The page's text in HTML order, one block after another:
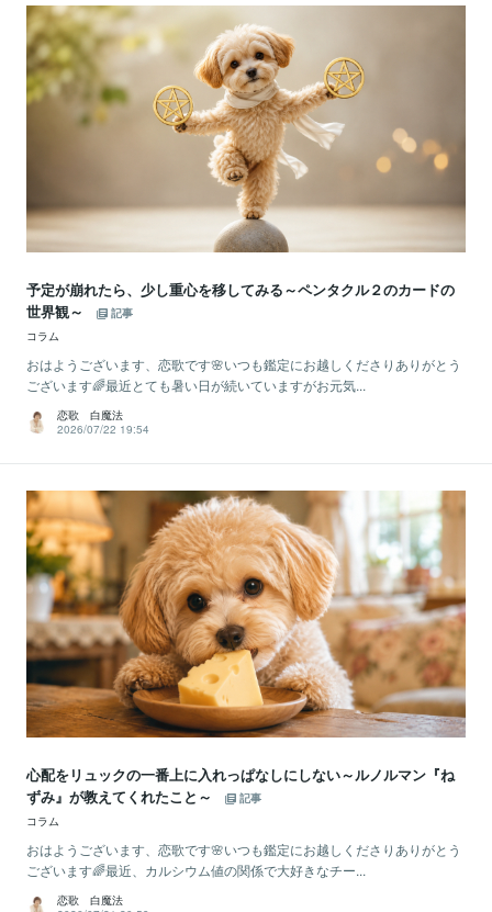
予定が崩れたら、少し重心を移してみる～ペンタクル２のカードの
世界観～
記事
コラム
おはようございます、恋歌です🌸いつも鑑定にお越しくださりありがとう
ございます🌈最近とても暑い日が続いていますがお元気...
恋歌 白魔法
2026/07/22 19:54
心配をリュックの一番上に入れっぱなしにしない～ルノルマン『ね
ずみ』が教えてくれたこと～
記事
コラム
おはようございます、恋歌です🌸いつも鑑定にお越しくださりありがとう
ございます🌈最近、カルシウム値の関係で大好きなチー...
恋歌 白魔法